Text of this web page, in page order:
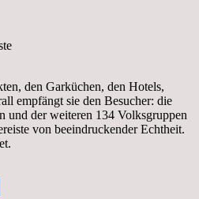
den Garküchen, den Hotels,
empfängt sie den Besucher: die
und der weiteren 134 Volksgruppen
von beeindruckender Echtheit.